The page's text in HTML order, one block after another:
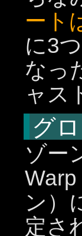
ート
に3
なっ
ャス
グ
ゾー
ン）
定さ